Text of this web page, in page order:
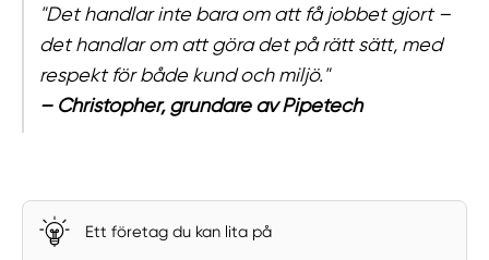
"Det handlar inte bara om att få jobbet gjort –
det handlar om att göra det på rätt sätt, med
respekt för både kund och miljö."
– Christopher, grundare av Pipetech
Ett företag du kan lita på